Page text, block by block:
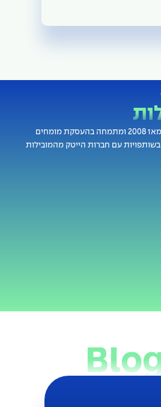
חברת NISHA PRO פועלת מאז 2008 ומתמחה בהעסקת מומחים
בשותפויות עם חברות הייטק מהמובילות